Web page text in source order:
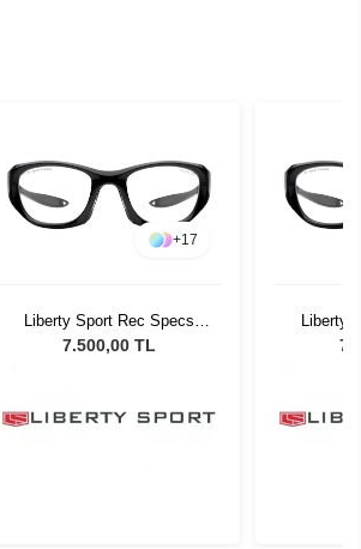
+17
Liberty Sport Rec Specs
MX30 55 20 130 #3
7.500,00 TL
Liberty